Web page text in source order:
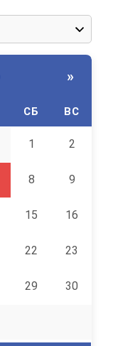
»
СБ ВС
1 2
8 9
15 16
22 23
29 30